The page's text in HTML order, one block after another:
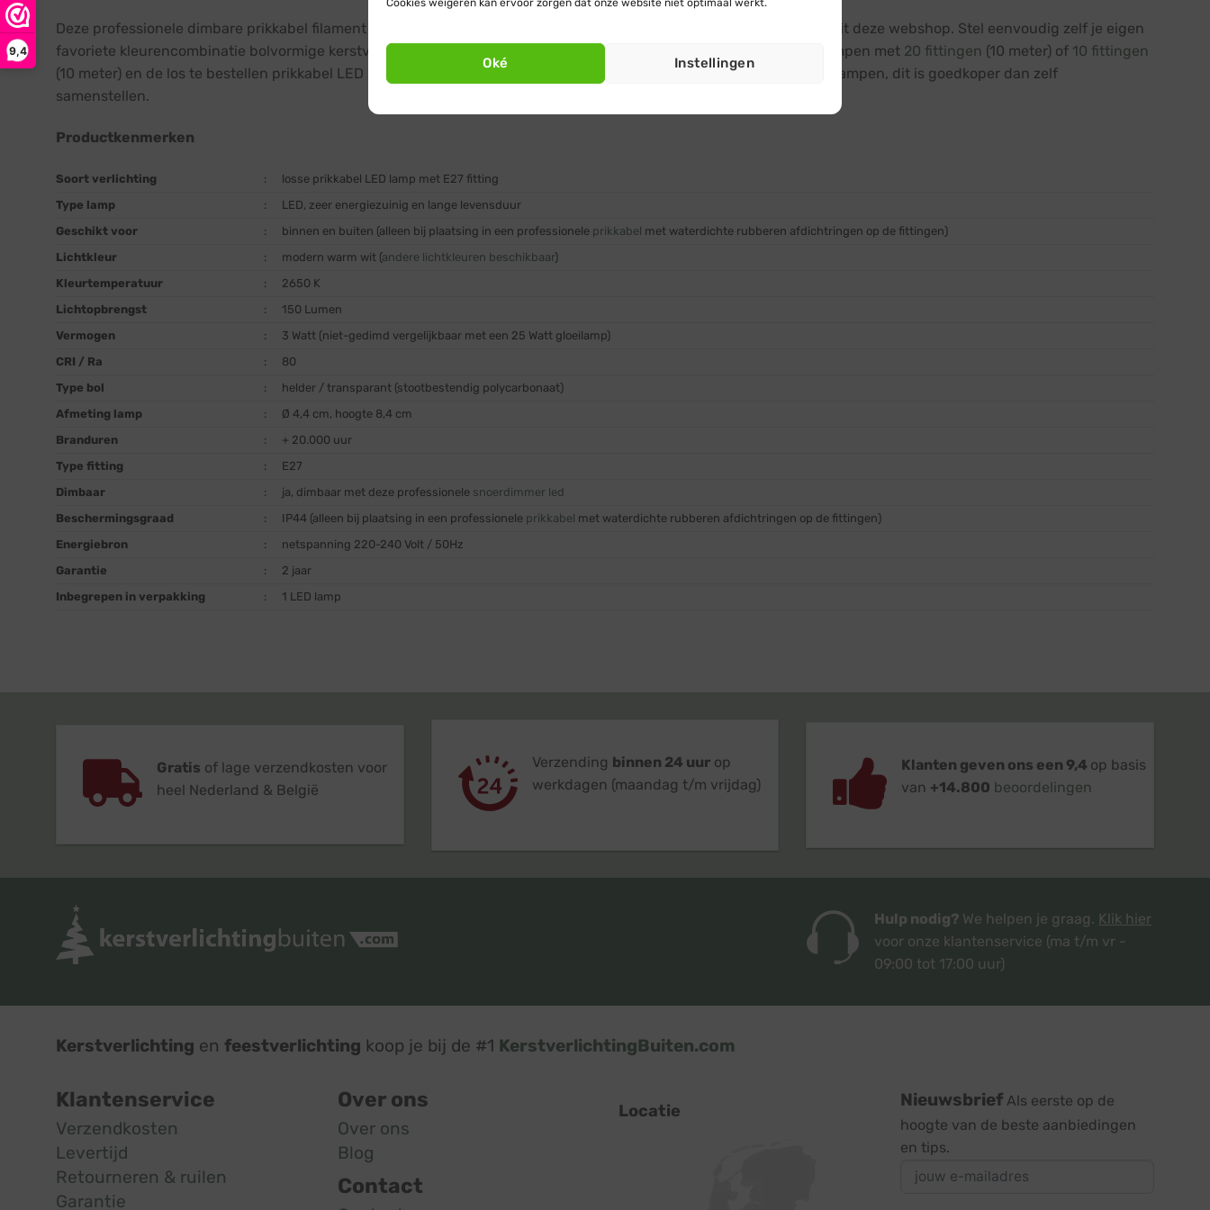
9,4
Cookies weigeren kan ervoor zorgen dat onze website niet optimaal werkt.
Oké Instellingen
Deze professionele dimbare prikkabel filament LED lamp is geschikt voor de bolvormige kerstverlichting producten uit deze webshop. Stel eenvoudig zelf je eigen
favoriete kleurencombinatie bolvormige kerstverlichting samen met behulp van een koppelbare prikkabel zonder lampen met 20 fittingen (10 meter) of 10 fittingen
(10 meter) en de los te bestellen prikkabel LED lampen. Natuurlijk kun je ook kiezen voor een complete prikkabel met lampen, dit is goedkoper dan zelf
samenstellen.
Productkenmerken
Soort verlichting :
losse prikkabel LED lamp met E27 fitting
Type lamp
:
LED, zeer energiezuinig en lange levensduur
Geschikt voor
: binnen en buiten (alleen bij plaatsing in een professionele prikkabel met waterdichte rubberen afdichtringen op de fittingen)
Lichtkleur
: modern warm wit (andere lichtkleuren beschikbaar)
Kleurtemperatuur
:
2650 K
Lichtopbrengst
:
150 Lumen
Vermogen
:
3 Watt (niet-gedimd vergelijkbaar met een 25 Watt gloeilamp)
CRI / Ra
:
80
Type bol
:
helder / transparant (stootbestendig polycarbonaat)
Afmeting lamp
:
Ø 4,4 cm, hoogte 8,4 cm
Branduren
:
+ 20.000 uur
Type fitting
:
E27
Dimbaar
: ja, dimbaar met deze professionele snoerdimmer led
Beschermingsgraad
: IP44 (alleen bij plaatsing in een professionele prikkabel met waterdichte rubberen afdichtringen op de fittingen)
Energiebron
:
netspanning 220-240 Volt / 50Hz
Garantie
:
2 jaar
Inbegrepen in verpakking
: 1 LED lamp
Gratis of lage verzendkosten voor
heel Nederland & België
Verzending binnen 24 uurop
werkdagen (maandag t/m vrijdag)
Klanten geven ons een 9,4 op basis
van +14.800 beoordelingen
Hulp nodig? We helpen je graag. Klik hier
voor onze klantenservice (ma t/m vr -
09:00 tot 17:00 uur)
Kerstverlichting en feestverlichting koop je bij de #1 KerstverlichtingBuiten.com
Klantenservice
Verzendkosten
Levertijd
Retourneren & ruilen
Garantie
Over ons
Over ons
Blog
Contact
Locatie
Nieuwsbrief Als eerste op de
hoogte van de beste aanbiedingen
en tips.